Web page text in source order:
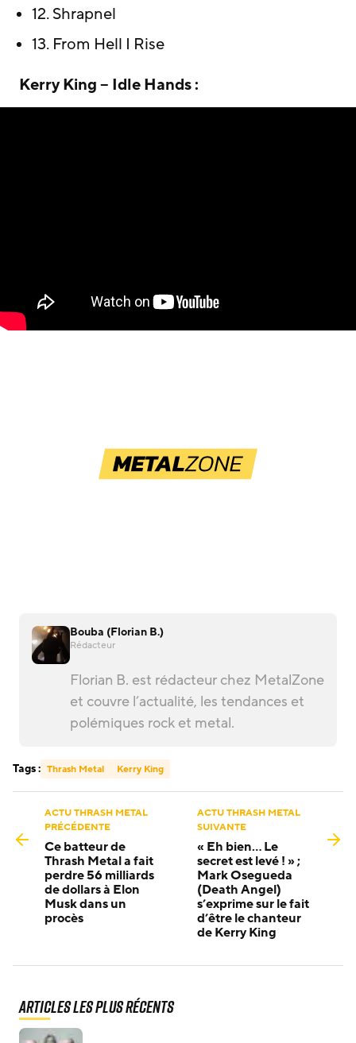
12. Shrapnel
13. From Hell I Rise
Kerry King – Idle Hands :
Bouba (Florian B.)
Rédacteur
Florian B. est rédacteur chez MetalZone
et couvre l’actualité, les tendances et
polémiques rock et metal.
Tags : Thrash Metal Kerry King
ACTU THRASH METAL
PRÉCÉDENTE
Ce batteur de
Thrash Metal a fait
perdre 56 milliards
de dollars à Elon
Musk dans un
procès
ACTU THRASH METAL
SUIVANTE
« Eh bien… Le
secret est levé ! » ;
Mark Osegueda
(Death Angel)
s’exprime sur le fait
d’être le chanteur
de Kerry King
Articles les plus récents